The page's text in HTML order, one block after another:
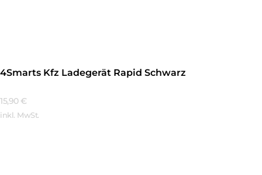
4Smarts Kfz Ladegerät Rapid Schwarz
15,90 €
inkl. MwSt.